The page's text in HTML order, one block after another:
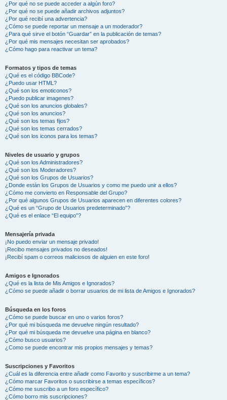
¿Por qué no se puede acceder a algún foro?
¿Por qué no se puede añadir archivos adjuntos?
¿Por qué recibí una advertencia?
¿Cómo se puede reportar un mensaje a un moderador?
¿Para qué sirve el botón “Guardar” en la publicación de temas?
¿Por qué mis mensajes necesitan ser aprobados?
¿Cómo hago para reactivar un tema?
Formatos y tipos de temas
¿Qué es el código BBCode?
¿Puedo usar HTML?
¿Qué son los emoticonos?
¿Puedo publicar imagenes?
¿Qué son los anuncios globales?
¿Qué son los anuncios?
¿Qué son los temas fijos?
¿Qué son los temas cerrados?
¿Qué son los iconos para los temas?
Niveles de usuario y grupos
¿Qué son los Administradores?
¿Qué son los Moderadores?
¿Qué son los Grupos de Usuarios?
¿Donde están los Grupos de Usuarios y como me puedo unir a ellos?
¿Cómo me convierto en Responsable del Grupo?
¿Por qué algunos Grupos de Usuarios aparecen en diferentes colores?
¿Qué es un “Grupo de Usuarios predeterminado”?
¿Qué es el enlace “El equipo”?
Mensajería privada
¡No puedo enviar un mensaje privado!
¡Recibo mensajes privados no deseados!
¡Recibí spam o correos maliciosos de alguien en este foro!
Amigos e Ignorados
¿Qué es la lista de Mis Amigos e Ignorados?
¿Cómo se puede añadir o borrar usuarios de mi lista de Amigos e Ignorados?
Búsqueda en los foros
¿Cómo se puede buscar en uno o varios foros?
¿Por qué mi búsqueda me devuelve ningún resultado?
¿Por qué mi búsqueda me devuelve una página en blanco?
¿Cómo busco usuarios?
¿Como se puede encontrar mis propios mensajes y temas?
Suscripciones y Favoritos
¿Cuál es la diferencia entre añadir como Favorito y suscribirme a un tema?
¿Cómo marcar Favoritos o suscribirse a temas específicos?
¿Cómo me suscribo a un foro específico?
¿Cómo borro mis suscripciones?